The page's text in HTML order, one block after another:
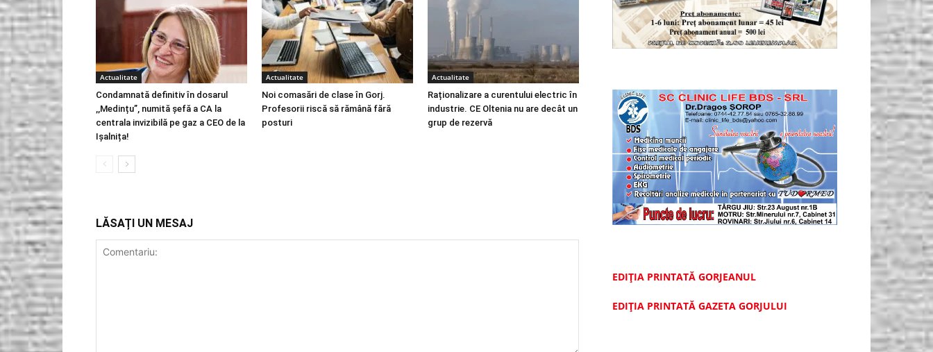
Actualitate
Condamnată definitiv în dosarul
,,Medințu”, numită șefă a CA la
centrala invizibilă pe gaz a CEO de la
Ișalnița!
Actualitate
Noi comasări de clase în Gorj.
Profesorii riscă să rămână fără
posturi
Actualitate
Raționalizare a curentului electric în
industrie. CE Oltenia nu are decât un
grup de rezervă
LĂSAȚI UN MESAJ
EDIȚIA PRINTATĂ GORJEANUL
EDIŢIA PRINTATĂ GAZETA GORJULUI